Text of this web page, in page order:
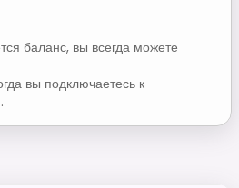
баланс, вы всегда можете
вы подключаетесь к